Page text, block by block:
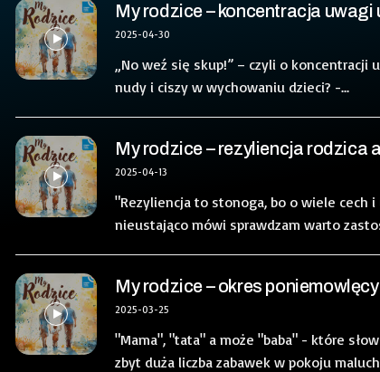
My rodzice – koncentracja uwagi
2025-04-30
„No weź się skup!” – czyli o koncentracji
nudy i ciszy w wychowaniu dzieci? -...
My rodzice – rezyliencja rodzica
2025-04-13
"Rezyliencja to stonoga, bo o wiele cech
nieustająco mówi sprawdzam warto
My rodzice – okres
2025-03-25
"Mama", "tata" a może "baba" - które
zbyt duża liczba zabawek w pokoju